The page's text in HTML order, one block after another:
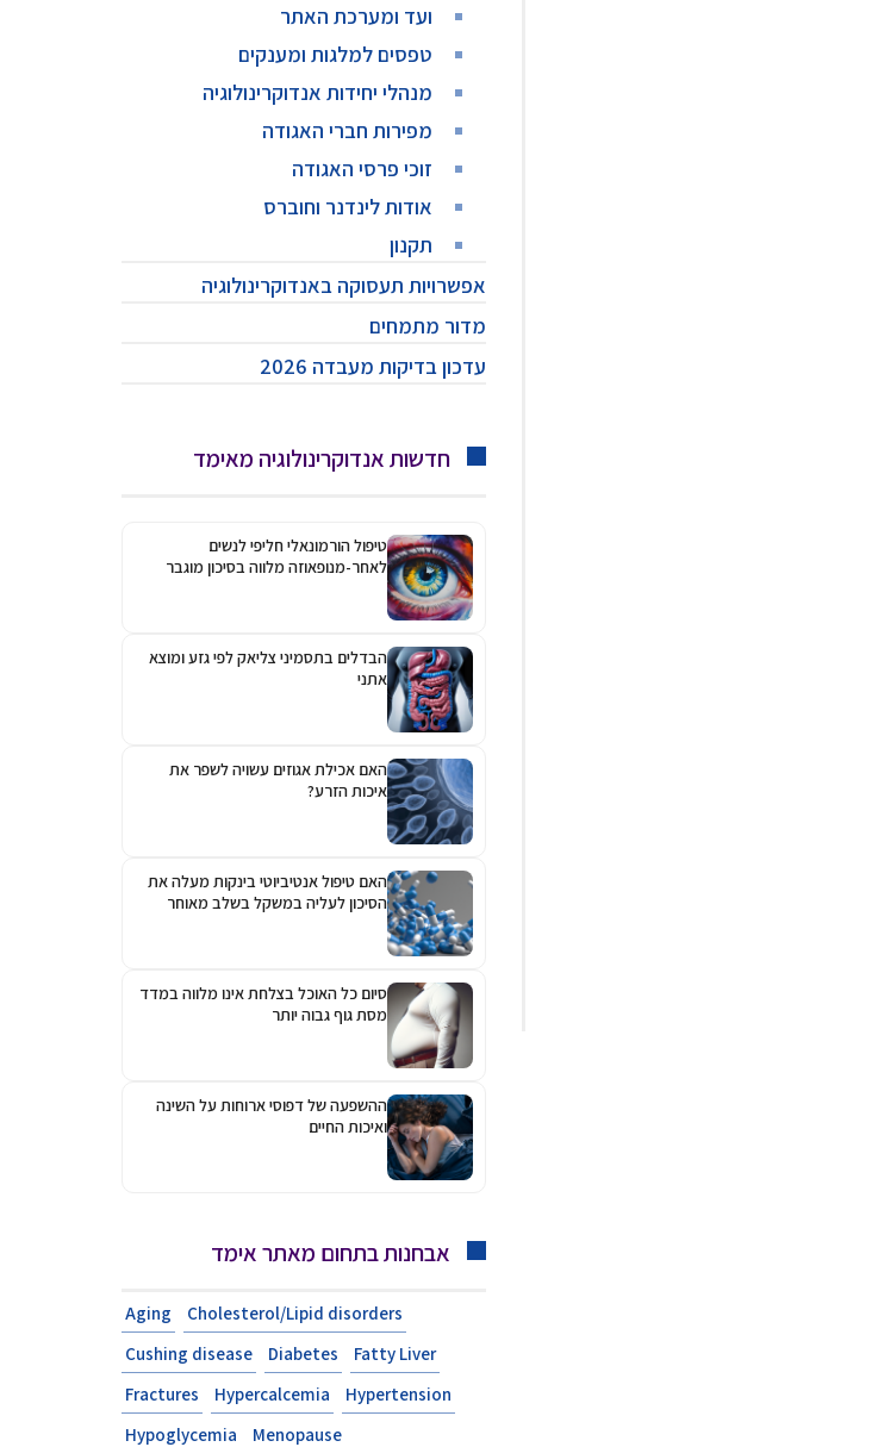
ועד ומערכת האתר
טפסים למלגות ומענקים
מנהלי יחידות אנדוקרינולוגיה
מפירות חברי האגודה
זוכי פרסי האגודה
אודות לינדנר וחוברס
תקנון
אפשרויות תעסוקה באנדוקרינולוגיה
מדור מתמחים
עדכון בדיקות מעבדה 2026
חדשות אנדוקרינולוגיה מאימד
טיפול הורמונאלי חליפי לנשים
לאחר-מנופאוזה מלווה בסיכון מוגבר
הבדלים בתסמיני צליאק לפי גזע ומוצא
אתני
האם אכילת אגוזים עשויה לשפר את
איכות הזרע?
האם טיפול אנטיביוטי בינקות מעלה את
הסיכון לעליה במשקל בשלב מאוחר
סיום כל האוכל בצלחת אינו מלווה במדד
מסת גוף גבוה יותר
ההשפעה של דפוסי ארוחות על השינה
ואיכות החיים
אבחנות בתחום מאתר אימד
Aging
Cholesterol/Lipid disorders
Cushing disease
Diabetes
Fatty Liver
Fractures
Hypercalcemia
Hypertension
Hypoglycemia
Menopause